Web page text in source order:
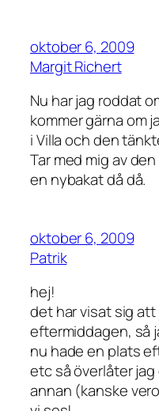
oktober 6, 2009
Margit Richert
Nu har jag roddat
kommer gärna om
i Villa och den
Tar med mig av
en nybakat då då.
oktober 6, 2009
Patrik
hej!
det har visat sig
eftermiddagen, så
nu hade en plats
etc så överlåter
annan (kanske